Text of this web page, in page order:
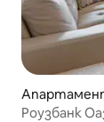
Роузбанк